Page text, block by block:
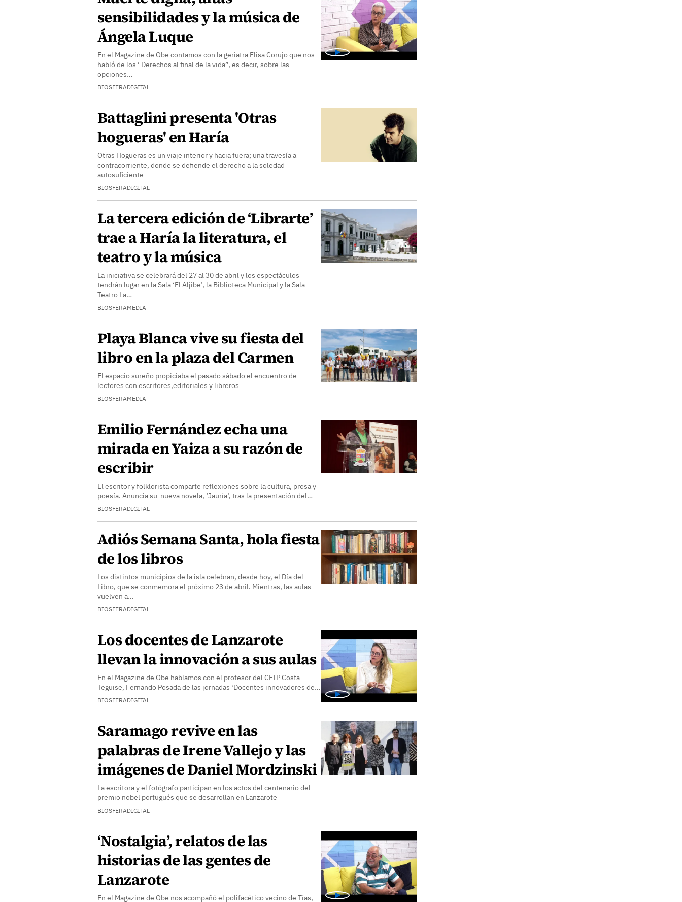
sensibilidades y la música de
Ángela Luque
En el Magazine de Obe contamos con la geriatra Elisa Corujo que nos
habló de los ‘ Derechos al final de la vida”, es decir, sobre las
opciones…
BIOSFERADIGITAL
Battaglini presenta 'Otras
hogueras' en Haría
Otras Hogueras es un viaje interior y hacia fuera; una travesía a
contracorriente, donde se defiende el derecho a la soledad
autosuficiente
BIOSFERADIGITAL
La tercera edición de ‘Librarte’
trae a Haría la literatura, el
teatro y la música
La iniciativa se celebrará del 27 al 30 de abril y los espectáculos
tendrán lugar en la Sala ‘El Aljibe’, la Biblioteca Municipal y la Sala
Teatro La…
BIOSFERAMEDIA
Playa Blanca vive su fiesta del
libro en la plaza del Carmen
El espacio sureño propiciaba el pasado sábado el encuentro de
lectores con escritores,editoriales y libreros
BIOSFERAMEDIA
Emilio Fernández echa una
mirada en Yaiza a su razón de
escribir
El escritor y folklorista comparte reflexiones sobre la cultura, prosa y
poesía. Anuncia su nueva novela, ‘Jauría’, tras la presentación del…
BIOSFERADIGITAL
Adiós Semana Santa, hola fiesta
de los libros
Los distintos municipios de la isla celebran, desde hoy, el Día del
Libro, que se conmemora el próximo 23 de abril. Mientras, las aulas
vuelven a…
BIOSFERADIGITAL
Los docentes de Lanzarote
llevan la innovación a sus aulas
En el Magazine de Obe hablamos con el profesor del CEIP Costa
Teguise, Fernando Posada de las jornadas ‘Docentes innovadores de…
BIOSFERADIGITAL
Saramago revive en las
palabras de Irene Vallejo y las
imágenes de Daniel Mordzinski
La escritora y el fotógrafo participan en los actos del centenario del
premio nobel portugués que se desarrollan en Lanzarote
BIOSFERADIGITAL
‘Nostalgia’, relatos de las
historias de las gentes de
Lanzarote
En el Magazine de Obe nos acompañó el polifacético vecino de Tías,